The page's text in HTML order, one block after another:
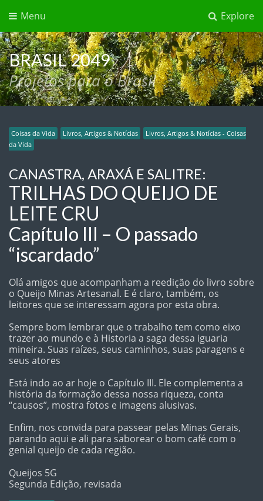
Explore
Menu
BRASIL 2049
Projetos para o Brasil
Coisas da Vida Livros, Artigos & Notícias
Livros, Artigos & Notícias - Coisas
da Vida
CANASTRA, ARAXÁ E SALITRE:
TRILHAS DO QUEIJO DE
LEITE CRU
Capítulo III – O passado
“iscardado”
Olá amigos que acompanham a reedição do livro sobre
o Queijo Minas Artesanal. E é claro, também, os
leitores que se interessam agora por esta obra.
Sempre bom lembrar que o trabalho tem como eixo
trazer ao mundo e à Historia a saga dessa iguaria
mineira. Suas raízes, seus caminhos, suas paragens e
seus atores
Está indo ao ar hoje o Capítulo III. Ele complementa a
história da formação dessa nossa riqueza, conta
“causos”, mostra fotos e imagens alusivas.
Enfim, nos convida para passear pelas Minas Gerais,
parando aqui e ali para saborear o bom café com o
genial queijo de cada região.
Queijos 5G
Segunda Edição, revisada